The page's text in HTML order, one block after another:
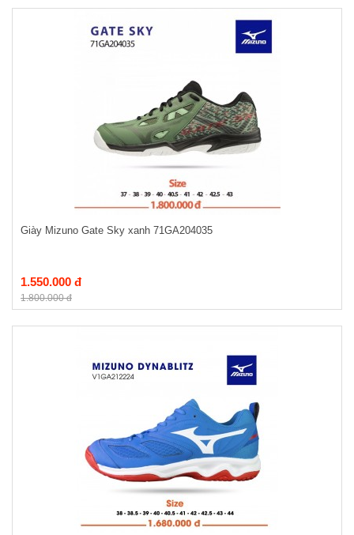
Giày Mizuno Gate Sky xanh 71GA204035
1.550.000 đ
1.800.000 đ